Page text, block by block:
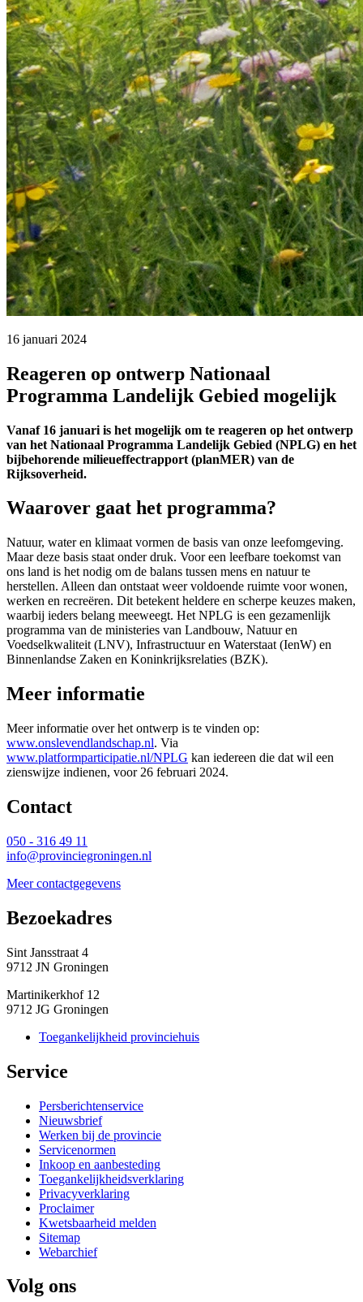
16 januari 2024
Reageren op ontwerp Nationaal
Programma Landelijk Gebied mogelijk
Vanaf 16 januari is het mogelijk om te reageren op het ontwerp
van het Nationaal Programma Landelijk Gebied (NPLG) en het
bijbehorende milieueffectrapport (planMER) van de
Rijksoverheid.
Waarover gaat het programma?
Natuur, water en klimaat vormen de basis van onze leefomgeving.
Maar deze basis staat onder druk. Voor een leefbare toekomst van
ons land is het nodig om de balans tussen mens en natuur te
herstellen. Alleen dan ontstaat weer voldoende ruimte voor wonen,
werken en recreëren. Dit betekent heldere en scherpe keuzes maken,
waarbij ieders belang meeweegt. Het NPLG is een gezamenlijk
programma van de ministeries van Landbouw, Natuur en
Voedselkwaliteit (LNV), Infrastructuur en Waterstaat (IenW) en
Binnenlandse Zaken en Koninkrijksrelaties (BZK).
Meer informatie
Meer informatie over het ontwerp is te vinden op:
www.onslevendlandschap.nl. Via
www.platformparticipatie.nl/NPLG kan iedereen die dat wil een
zienswijze indienen, voor 26 februari 2024.
Contact
050 - 316 49 11
info@provinciegroningen.nl
Meer contactgegevens
Bezoekadres
Sint Jansstraat 4
9712 JN Groningen
Martinikerkhof 12
9712 JG Groningen
Toegankelijkheid provinciehuis
Service
Persberichtenservice
Nieuwsbrief
Werken bij de provincie
Servicenormen
Inkoop en aanbesteding
Toegankelijkheidsverklaring
Privacyverklaring
Proclaimer
Kwetsbaarheid melden
Sitemap
Webarchief
Volg ons